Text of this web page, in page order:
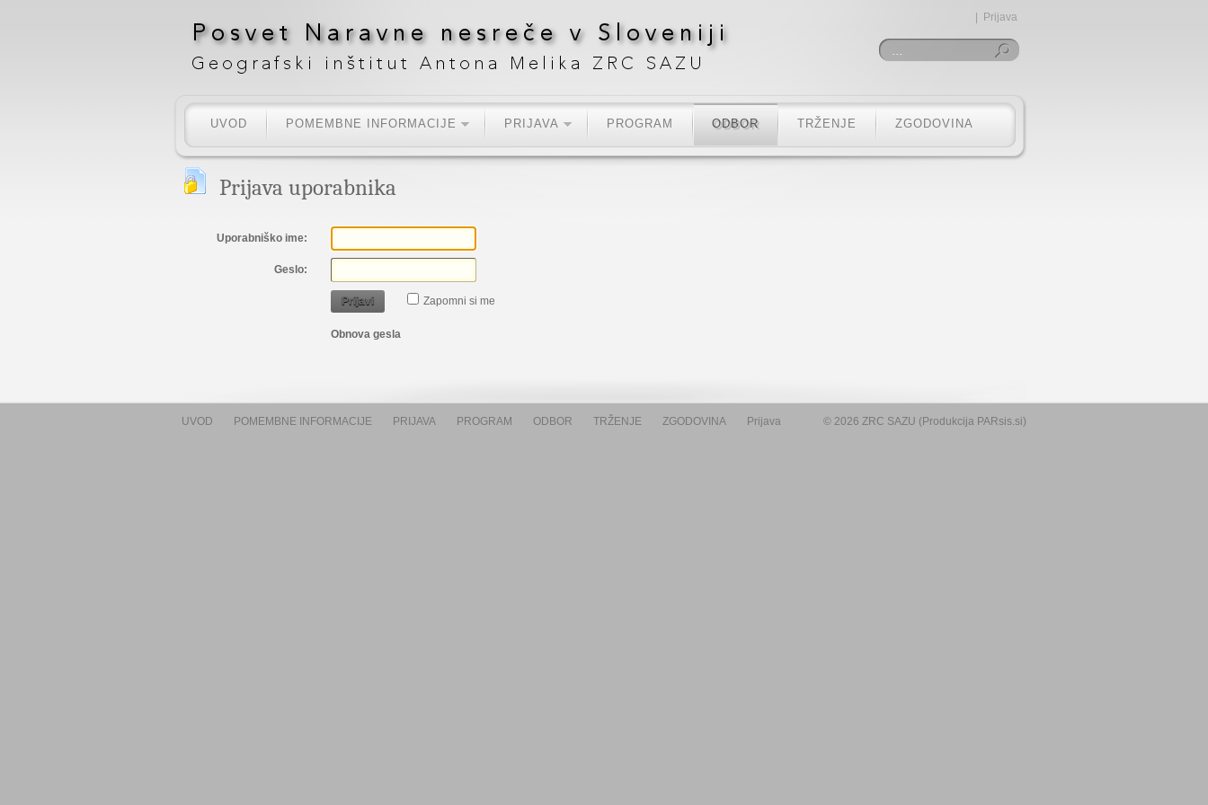
Prijava
UVOD POMEMBNE INFORMACIJE PRIJAVA PROGRAM ODBOR TRŽENJE ZGODOVINA
Prijava uporabnika
Uporabniško ime:
Geslo:
Prijavi Zapomni si me
Obnova gesla
UVOD POMEMBNE INFORMACIJE PRIJAVA PROGRAM ODBOR TRŽENJE ZGODOVINA Prijava © 2026 ZRC SAZU (Produkcija PARsis.si)